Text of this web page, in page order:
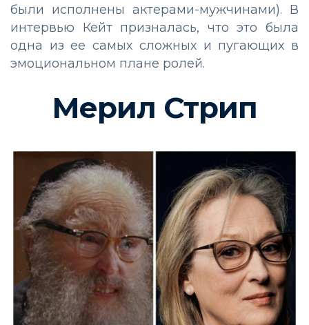
были исполнены актерами-мужчинами). В
интервью Кейт призналась, что это была
одна из ее самых сложных и пугающих в
эмоциональном плане ролей.
Мерил Стрип